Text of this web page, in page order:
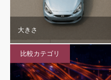
大きさ
比較カテゴリ